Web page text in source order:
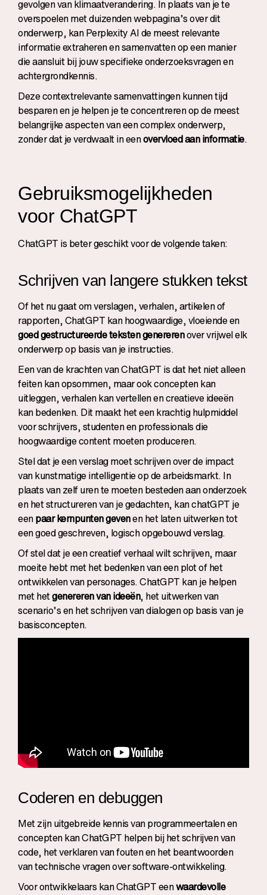
gevolgen van klimaatverandering. In plaats van je te
overspoelen met duizenden webpagina’s over dit
onderwerp, kan Perplexity AI de meest relevante
informatie extraheren en samenvatten op een manier
die aansluit bij jouw specifieke onderzoeksvragen en
achtergrondkennis.
Deze contextrelevante samenvattingen kunnen tijd
besparen en je helpen je te concentreren op de meest
belangrijke aspecten van een complex onderwerp,
zonder dat je verdwaalt in eenovervloed aan informatie.
Gebruiksmogelijkheden
voor ChatGPT
ChatGPT is beter geschikt voor de volgende taken:
Schrijven van langere stukken tekst
Of het nu gaat om verslagen, verhalen, artikelen of
rapporten, ChatGPT kan hoogwaardige, vloeiende en
goed gestructureerde teksten genererenover vrijwel elk
onderwerp op basis van je instructies.
Een van de krachten van ChatGPT is dat het niet alleen
feiten kan opsommen, maar ook concepten kan
uitleggen, verhalen kan vertellen en creatieve ideeën
kan bedenken. Dit maakt het een krachtig hulpmiddel
voor schrijvers, studenten en professionals die
hoogwaardige content moeten produceren.
Stel dat je een verslag moet schrijven over de impact
van kunstmatige intelligentie op de arbeidsmarkt. In
plaats van zelf uren te moeten besteden aan onderzoek
en het structureren van je gedachten, kan chatGPT je
eenpaar kernpunten gevenen het laten uitwerken tot
een goed geschreven, logisch opgebouwd verslag.
Of stel dat je een creatief verhaal wilt schrijven, maar
moeite hebt met het bedenken van een plot of het
ontwikkelen van personages. ChatGPT kan je helpen
met hetgenereren van ideeën, het uitwerken van
scenario’s en het schrijven van dialogen op basis van je
basisconcepten.
Coderen en debuggen
Met zijn uitgebreide kennis van programmeertalen en
concepten kan ChatGPT helpen bij het schrijven van
code, het verklaren van fouten en het beantwoorden
van technische vragen over software-ontwikkeling.
Voor ontwikkelaars kan ChatGPT eenwaardevolle